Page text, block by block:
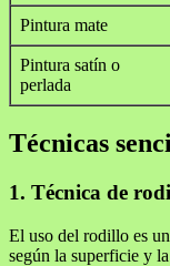
Pintura mate
Pintura satín o
perlada
Técnicas
1. Técnica de
El uso del rodillo es
según la superficie y